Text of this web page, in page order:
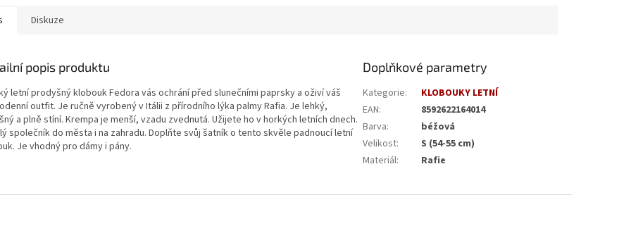
Diskuze
popis produktu
letní prodyšný klobouk Fedora vás ochrání před slunečními paprsky a oživí váš
outfit. Je ručně vyrobený v Itálii z přírodního lýka palmy Rafia. Je lehký,
a plně stíní. Krempa je menší, vzadu zvednutá. Užijete ho v horkých letních dnech.
společník do města i na zahradu. Doplňte svůj šatník o tento skvěle padnoucí letní
Je vhodný pro dámy i pány.
Doplňkové parametry
Kategorie:
KLOBOUKY LETNÍ
EAN:
8592622164014
Barva:
béžová
Velikost:
S (54-55 cm)
Materiál: Rafie